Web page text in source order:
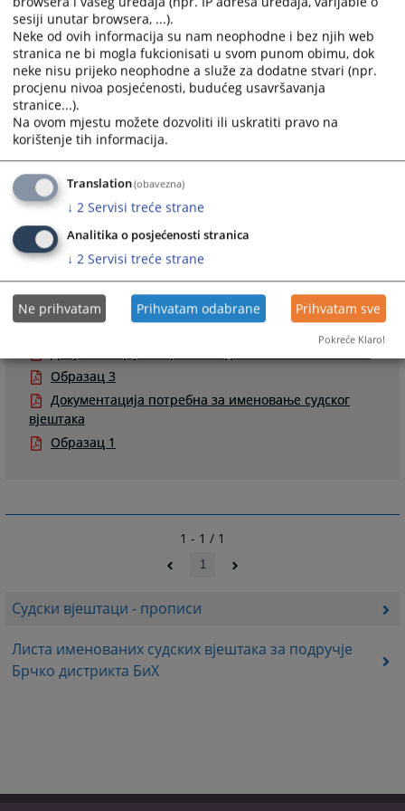
Судски вјештаци - прописи
Листа именованих судских вјештака за подручје
Брчко дистрикта БиХ
за сталног судског вјештака можете преузети
Листа судских вјештака у Брчко дистрикту БиХ
Листа судских вјештака у Федерацији БиХ
Листа судских вјештака у Републици Српској
5662ПРЕГЛЕДА
Пратећи документи
Правилник
Инструкција за плаћање судске таксе
Упутство за израду печата
Образац 3
Документација потребна за именовање судског
вјештака
Образац 1
1 - 1 / 1
1
sesiji unutar browsera, ...).
Neke od ovih informacija su nam neophodne i bez njih web
stranica ne bi mogla fukcionisati u svom punom obimu, dok
neke nisu prijeko neophodne a služe za dodatne stvari (npr.
procjenu nivoa posjećenosti, budućeg usavršavanja
stranice...).
Na ovom mjestu možete dozvoliti ili uskratiti pravo na
korištenje tih informacija.
Translation(obavezna)
↓ 2 Servisi treće strane
Analitika o posjećenosti stranica
↓ 2 Servisi treće strane
Ne prihvatam Prihvatam odabrane Prihvatam sve
Pokreće Klaro!